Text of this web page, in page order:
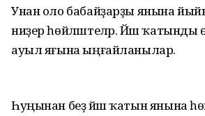
Унан оло бабайҙарҙы янына
ниҙер һөйләштеләр. Йәш ҡатынды
ауыл яғына ыңғайланылар.
Һуңынан беҙ йәш ҡатын янына